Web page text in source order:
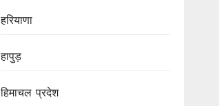
हरियाणा
हापुड़
हिमाचल प्रदेश